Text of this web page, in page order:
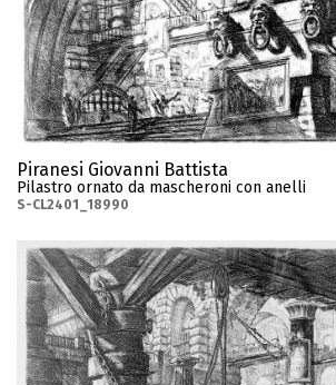
Piranesi Giovanni Battista
Pilastro ornato da mascheroni con anelli
S-CL2401_18990